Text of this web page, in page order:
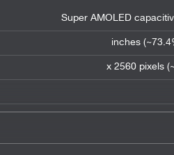
Super AMOLED